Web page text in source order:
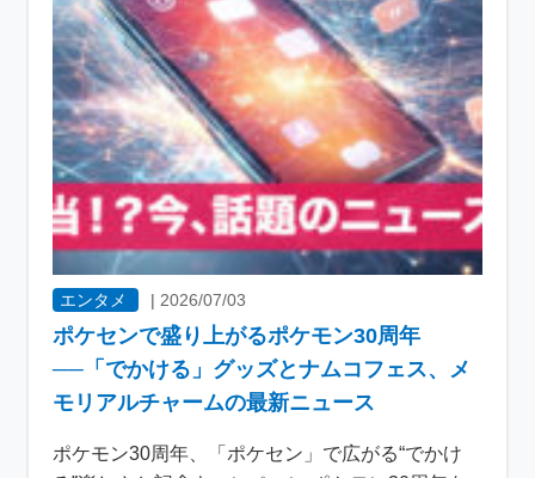
エンタメ | 2026/07/03
ポケセンで盛り上がるポケモン30周年
──「でかける」グッズとナムコフェス、メ
モリアルチャームの最新ニュース
ポケモン30周年、「ポケセン」で広がる“でかけ